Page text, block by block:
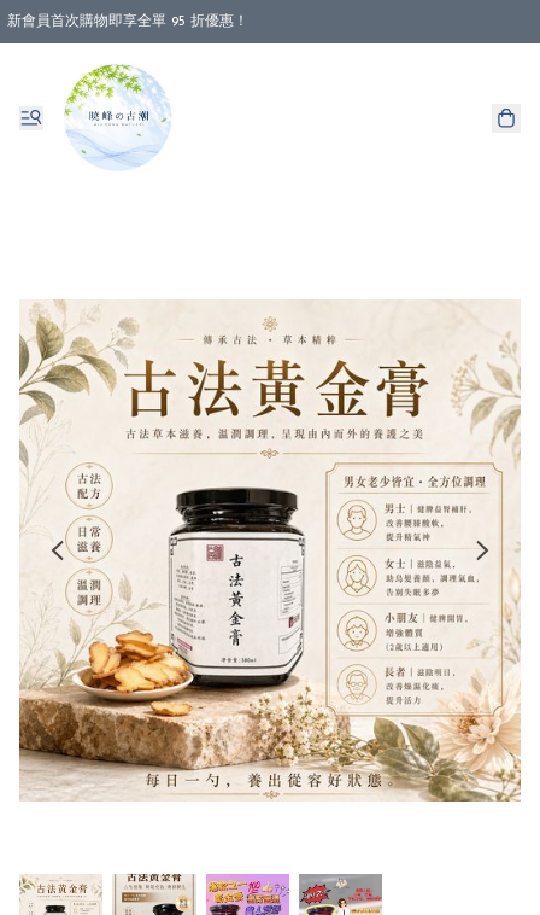
新會員首次購物即享全單 95 折優惠！
消費即享全單 88 折優惠！